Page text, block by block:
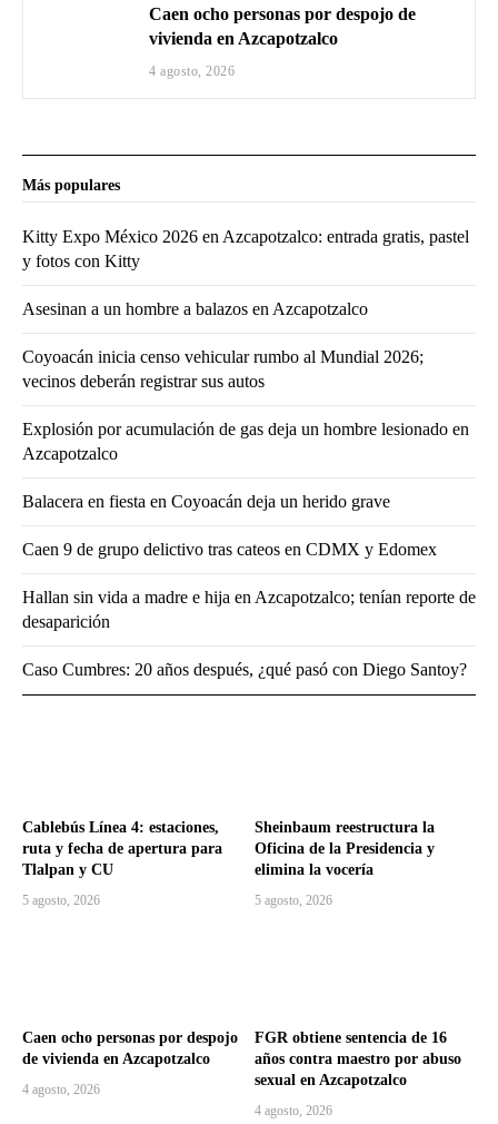
Caen ocho personas por despojo de
vivienda en Azcapotzalco
4 agosto, 2026
Cablebús Línea 4: estaciones,
ruta y fecha de apertura para
Tlalpan y CU
5 agosto, 2026
Sheinbaum reestructura la
Oficina de la Presidencia y
elimina la vocería
5 agosto, 2026
Caen ocho personas por despojo
de vivienda en Azcapotzalco
4 agosto, 2026
FGR obtiene sentencia de 16
años contra maestro por abuso
sexual en Azcapotzalco
4 agosto, 2026
Más populares
Kitty Expo México 2026 en Azcapotzalco: entrada gratis, pastel
y fotos con Kitty
Asesinan a un hombre a balazos en Azcapotzalco
Coyoacán inicia censo vehicular rumbo al Mundial 2026;
vecinos deberán registrar sus autos
Explosión por acumulación de gas deja un hombre lesionado en
Azcapotzalco
Balacera en fiesta en Coyoacán deja un herido grave
Caen 9 de grupo delictivo tras cateos en CDMX y Edomex
Hallan sin vida a madre e hija en Azcapotzalco; tenían reporte de
desaparición
Caso Cumbres: 20 años después, ¿qué pasó con Diego Santoy?